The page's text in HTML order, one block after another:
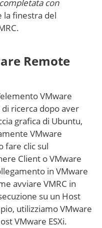
con
la finestra del
Remote
VMware
ricerca dopo aver
grafica di Ubuntu,
VMware
fare clic sul
Client o VMware
in VMware
avviare VMRC in
su un Host
utilizziamo VMware
VMware ESXi.